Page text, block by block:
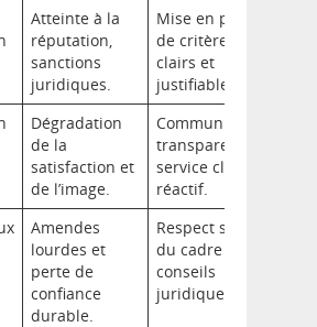
Atteinte à la
réputation,
sanctions
juridiques.
Mise en place
de critères
clairs et
justifiables.
Dégradation
de la
satisfaction et
de l’image.
Communication
transparente et
service client
réactif.
Amendes
lourdes et
perte de
confiance
durable.
Respect strict
du cadre légal,
conseils
juridiques.